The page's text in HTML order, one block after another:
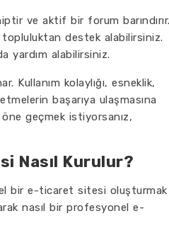
ve aktif bir forum
topluluktan destek alabilirsiniz.
yardım alabilirsiniz.
kolaylığı, esneklik,
başarıya ulaşmasına
öne geçmek istiyorsanız,
Nasıl Kurulur?
bir e-ticaret sitesi oluşturmak
nasıl bir profesyonel e-